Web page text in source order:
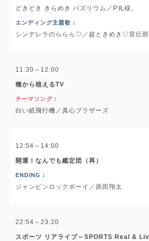
どきどき きらめき バズリウム／P丸様。
エンディング主題歌 :
シンデレラのららら♡／超ときめき♡宣伝部
11:30～12:00
種から植えるTV
テーマソング :
白い紙飛行機／真心ブラザーズ
12:54～14:00
開運！なんでも鑑定団（再）
ENDING :
ジャンピンロックボーイ／原田翔太
22:54～23:20
スポーツ リアライブ～SPORTS Real &